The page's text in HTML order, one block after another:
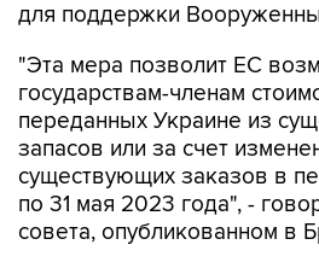
для поддержки
"Эта мера позволит ЕС
государствам-членам
переданных Украине из
запасов или за счет
существующих заказов в
по 31 мая 2023 года", -
совета, опубликованном в